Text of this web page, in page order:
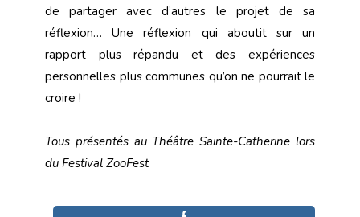
de partager avec d’autres le projet de sa
réflexion… Une réflexion qui aboutit sur un
rapport plus répandu et des expériences
personnelles plus communes qu’on ne pourrait le
croire !
Tous présentés au Théâtre Sainte-Catherine lors
du Festival ZooFest